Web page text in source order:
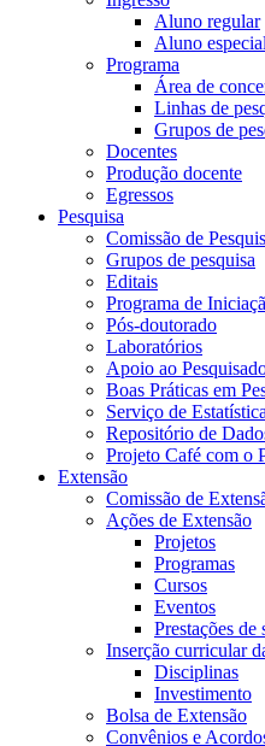
Aluno regular
Aluno especial
Programa
Área de
Linhas de
Grupos de
Docentes
Produção docente
Egressos
Pesquisa
Comissão de
Grupos de pesquisa
Editais
Programa de
Pós-doutorado
Laboratórios
Apoio ao
Boas Práticas em
Serviço de Estatística
Repositório de
Projeto Café com o
Extensão
Comissão de
Ações de Extensão
Projetos
Programas
Cursos
Eventos
Prestações de
Inserção curricular
Disciplinas
Investimento
Bolsa de Extensão
Convênios e